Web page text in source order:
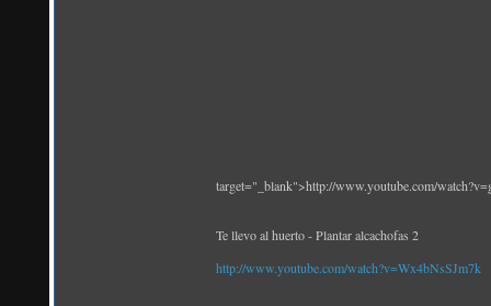
target="_blank">http://www.youtube.com/
Te llevo al huerto - Plantar alcachofas 2
http://www.youtube.com/watch?v=Wx4bNsSJm7k